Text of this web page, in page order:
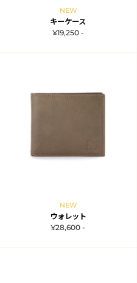
NEW
キーケース
¥19,250 -
NEW
ウォレット
¥28,600 -